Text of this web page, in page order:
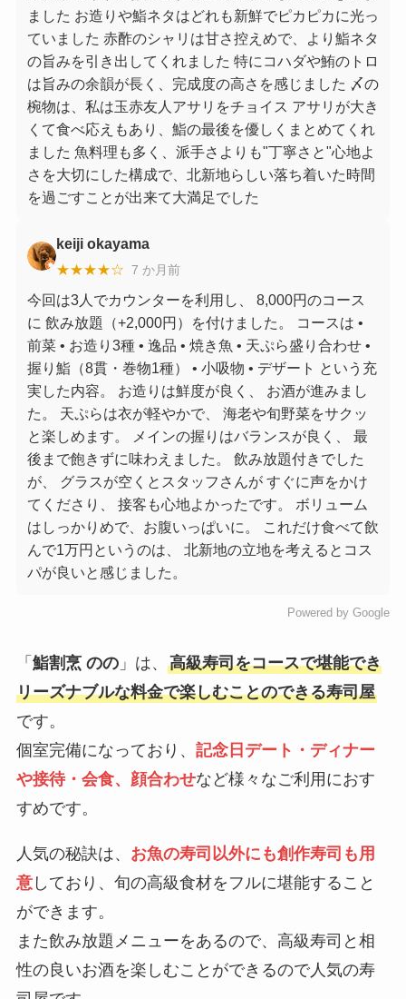
ました お造りや鮨ネタはどれも新鮮でピカピカに光っ
ていました 赤酢のシャリは甘さ控えめで、より鮨ネタ
の旨みを引き出してくれました 特にコハダや鮪のトロ
は旨みの余韻が長く、完成度の高さを感じました 〆の
椀物は、私は玉赤友人アサリをチョイス アサリが大き
くて食べ応えもあり、鮨の最後を優しくまとめてくれ
ました 魚料理も多く、派手さよりも"丁寧さと"心地よ
さを大切にした構成で、北新地らしい落ち着いた時間
を過ごすことが出来て大満足でした
keiji okayama
★★★★☆ 7 か月前
今回は3人でカウンターを利用し、 8,000円のコース
に 飲み放題（+2,000円）を付けました。 コースは •
前菜 • お造り3種 • 逸品 • 焼き魚 • 天ぷら盛り合わせ •
握り鮨（8貫・巻物1種） • 小吸物 • デザート という充
実した内容。 お造りは鮮度が良く、 お酒が進みまし
た。 天ぷらは衣が軽やかで、 海老や旬野菜をサクッ
と楽しめます。 メインの握りはバランスが良く、 最
後まで飽きずに味わえました。 飲み放題付きでした
が、 グラスが空くとスタッフさんが すぐに声をかけ
てくださり、 接客も心地よかったです。 ボリューム
はしっかりめで、お腹いっぱいに。 これだけ食べて飲
んで1万円というのは、 北新地の立地を考えるとコス
パが良いと感じました。
Powered by Google
「 鮨割烹 のの」は、 高級寿司をコースで堪能でき
リーズナブルな料金で楽しむことのできる寿司屋
です。
個室完備になっており、 記念日デート・ディナー
や接待・会食、顔合わせなど様々なご利用におす
すめです。
人気の秘訣は、 お魚の寿司以外にも創作寿司も用
意しており、旬の高級食材をフルに堪能すること
ができます。
また飲み放題メニューをあるので、高級寿司と相
性の良いお酒を楽しむことができるので人気の寿